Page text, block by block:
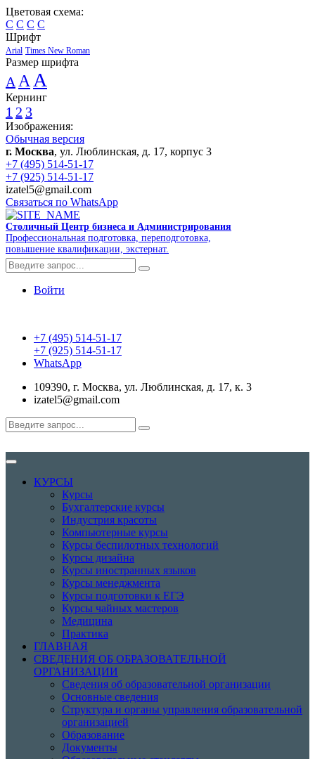
Цветовая схема:
C C C C
Шрифт
Arial Times New Roman
Размер шрифта
A A A
Кернинг
1 2 3
Изображения:
Обычная версия
г. Москва, ул. Люблинская, д. 17, корпус 3
+7 (495) 514-51-17
+7 (925) 514-51-17
izatel5@gmail.com
Связаться по WhatsApp
Столичный Центр бизнеса и Администрирования
Профессиональная подготовка, переподготовка,
повышение квалификации, экстернат.
Войти
+7 (495) 514-51-17
+7 (925) 514-51-17
WhatsApp
109390, г. Москва, ул. Люблинская, д. 17, к. 3
izatel5@gmail.com
КУРСЫ
Курсы
Бухгалтерские курсы
Индустрия красоты
Компьютерные курсы
Курсы беспилотных технологий
Курсы дизайна
Курсы иностранных языков
Курсы менеджмента
Курсы подготовки к ЕГЭ
Курсы чайных мастеров
Медицина
Практика
ГЛАВНАЯ
СВЕДЕНИЯ ОБ ОБРАЗОВАТЕЛЬНОЙ
ОРГАНИЗАЦИИ
Сведения об образовательной организации
Основные сведения
Структура и органы управления образовательной
организацией
Образование
Документы